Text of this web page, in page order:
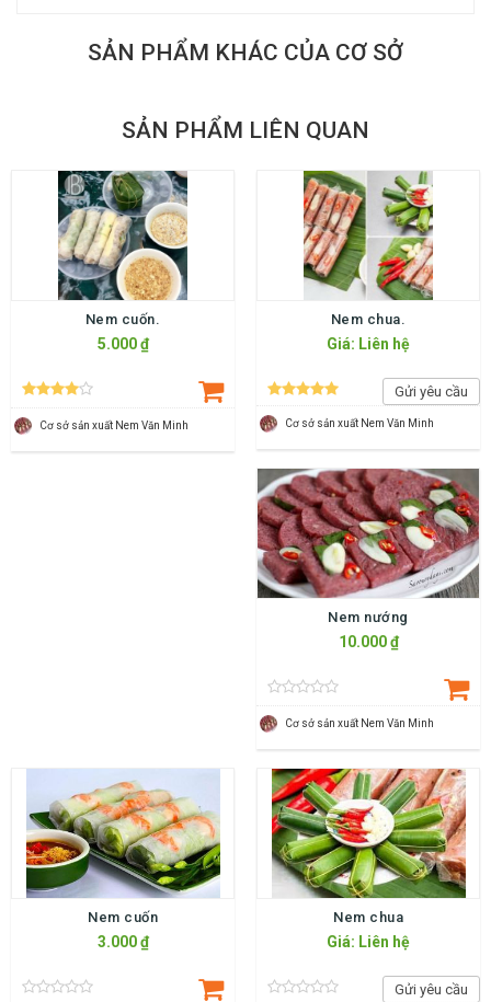
SẢN PHẨM KHÁC CỦA CƠ SỞ
SẢN PHẨM LIÊN QUAN
Nem cuốn.
5.000 ₫
Cơ sở sản xuất Nem Văn Minh
Nem chua.
Giá: Liên hệ
Gửi yêu cầu
Cơ sở sản xuất Nem Văn Minh
Nem nướng
10.000 ₫
Cơ sở sản xuất Nem Văn Minh
Nem cuốn
3.000 ₫
Nem chua
Giá: Liên hệ
Gửi yêu cầu